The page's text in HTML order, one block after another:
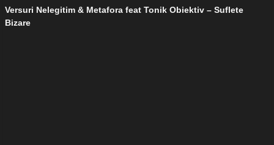
Versuri Nelegitim & Metafora feat Tonik Obiektiv – Suflete
Bizare